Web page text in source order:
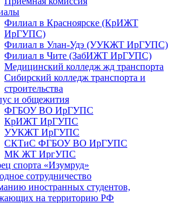
Филиал в Красноярске (КрИЖТ
ИрГУПС)
Филиал в Улан-Удэ (УУКЖТ ИрГУПС)
Филиал в Чите (ЗабИЖТ ИрГУПС)
Медицинский колледж жд транспорта
Сибирский колледж транспорта и
строительства
и общежития
ФГБОУ ВО ИрГУПС
КрИЖТ ИрГУПС
УУКЖТ ИрГУПС
СКТиС ФГБОУ ВО ИрГУПС
МК ЖТ ИргУПС
спорта «Изумруд»
сотрудничество
иностранных студентов,
на территорию РФ